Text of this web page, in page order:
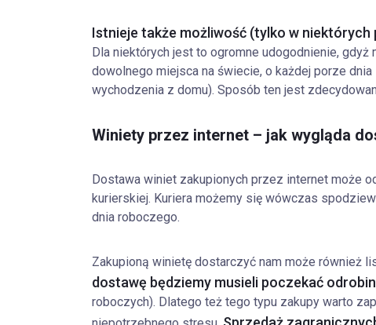
Istnieje także możliwość (tylko w
Dla niektórych jest to ogromne udogodnienie,
dowolnego miejsca na świecie, o każdej porze
wychodzenia z domu). Sposób ten jest
Winiety przez internet – jak wygląda
Dostawa winiet zakupionych przez internet może
kurierskiej. Kuriera możemy się wówczas
dnia roboczego.
Zakupioną winietę dostarczyć nam może również
dostawę będziemy musieli poczekać
roboczych). Dlatego też tego typu zakupy warto